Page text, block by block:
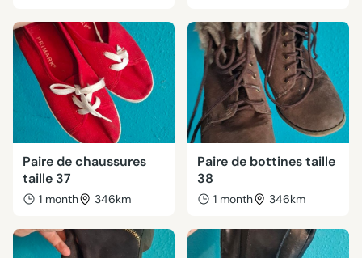
Paire de chaussures
taille 37
1 month 346km
Paire de bottines taille
38
1 month 346km